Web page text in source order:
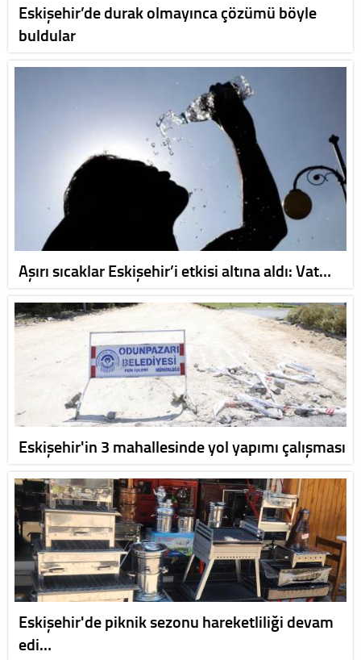
Eskişehir’de durak olmayınca çözümü böyle
buldular
Aşırı sıcaklar Eskişehir’i etkisi altına aldı: Vat…
Eskişehir'in 3 mahallesinde yol yapımı çalışması
Eskişehir'de piknik sezonu hareketliliği devam
edi…